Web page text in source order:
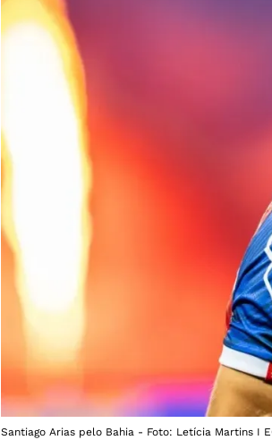
Santiago Arias pelo Bahia - Foto: Letícia Martins I